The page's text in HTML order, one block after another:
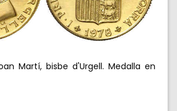
Martí, bisbe d'Urgell. Medalla en